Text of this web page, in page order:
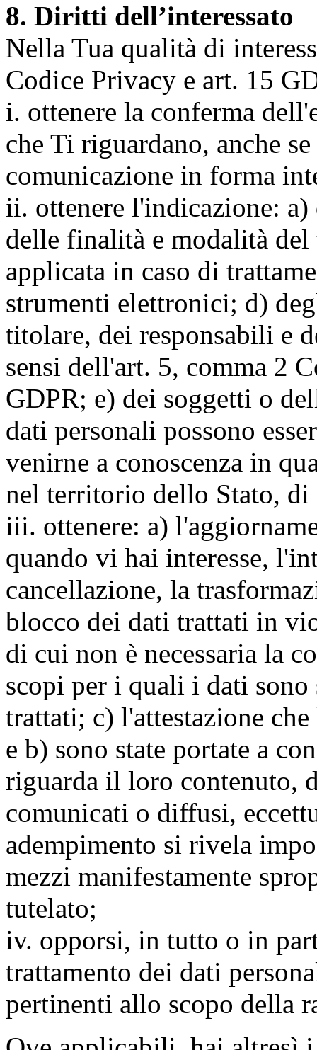
8. Diritti dell’interessato
Nella Tua qualità di
Codice Privacy e art. 15
i. ottenere la conferma
che Ti riguardano, anche
comunicazione in forma
ii. ottenere l'indicazione:
delle finalità e modalità
applicata in caso di
strumenti elettronici; d)
titolare, dei responsabili e
sensi dell'art. 5, comma 2
GDPR; e) dei soggetti o
dati personali possono
venirne a conoscenza in
nel territorio dello Stato,
iii. ottenere: a)
quando vi hai interesse,
cancellazione, la
blocco dei dati trattati in
di cui non è necessaria la
scopi per i quali i dati sono
trattati; c) l'attestazione
e b) sono state portate a
riguarda il loro contenuto,
comunicati o diffusi,
adempimento si rivela
mezzi manifestamente
tutelato;
iv. opporsi, in tutto o in
trattamento dei dati
pertinenti allo scopo della